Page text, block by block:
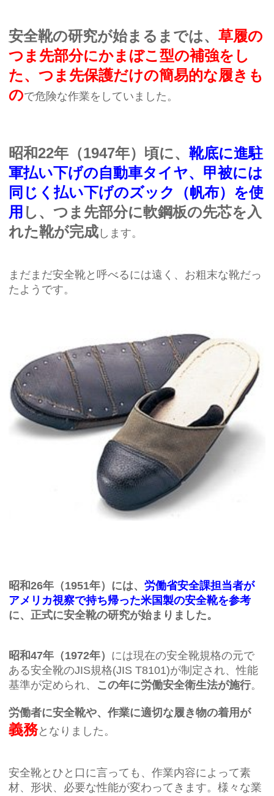
安全靴の研究が始まるまでは、草履の
つま先部分にかまぼこ型の補強をし
た、つま先保護だけの簡易的な履きも
ので危険な作業をしていました。
昭和22年（1947年）頃に、靴底に進駐
軍払い下げの自動車タイヤ、甲被には
同じく払い下げのズック（帆布）を使
用 し、つま先部分に軟鋼板の先芯を入
れた靴が完成 します。
まだまだ安全靴と呼べるには遠く、お粗末な靴だっ
たようです。
昭和26年（1951年）には、労働省安全課担当者が
アメリカ視察で持ち帰った米国製の安全靴を参考
に、正式に安全靴の研究が始まりました。
昭和47年（1972年） には現在の安全靴規格の元で
ある安全靴のJIS規格(JIS T8101)が制定され、性能
基準が定められ、 この年に労働安全衛生法が施行。
労働者に安全靴や、作業に適切な履き物の着用が
義務となりました。
安全靴とひと口に言っても、作業内容によって素
材、形状、必要な性能が変わってきます。様々な業